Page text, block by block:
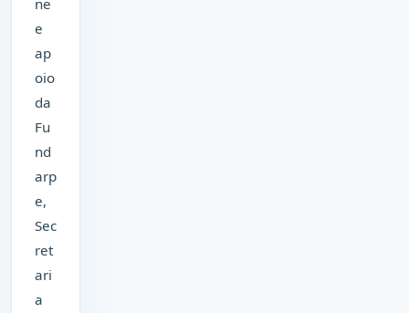
e
ap
oio
da
Fu
nd
arp
e,
Sec
ret
ari
a